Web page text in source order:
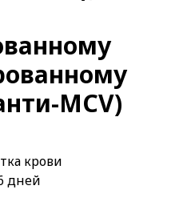
MCV)
крови
дней